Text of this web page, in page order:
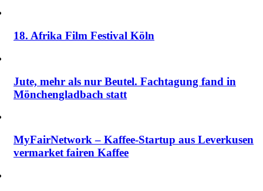
18. Afrika Film Festival Köln
Jute, mehr als nur Beutel. Fachtagung fand in
Mönchengladbach statt
MyFairNetwork – Kaffee-Startup aus Leverkusen
vermarket fairen Kaffee